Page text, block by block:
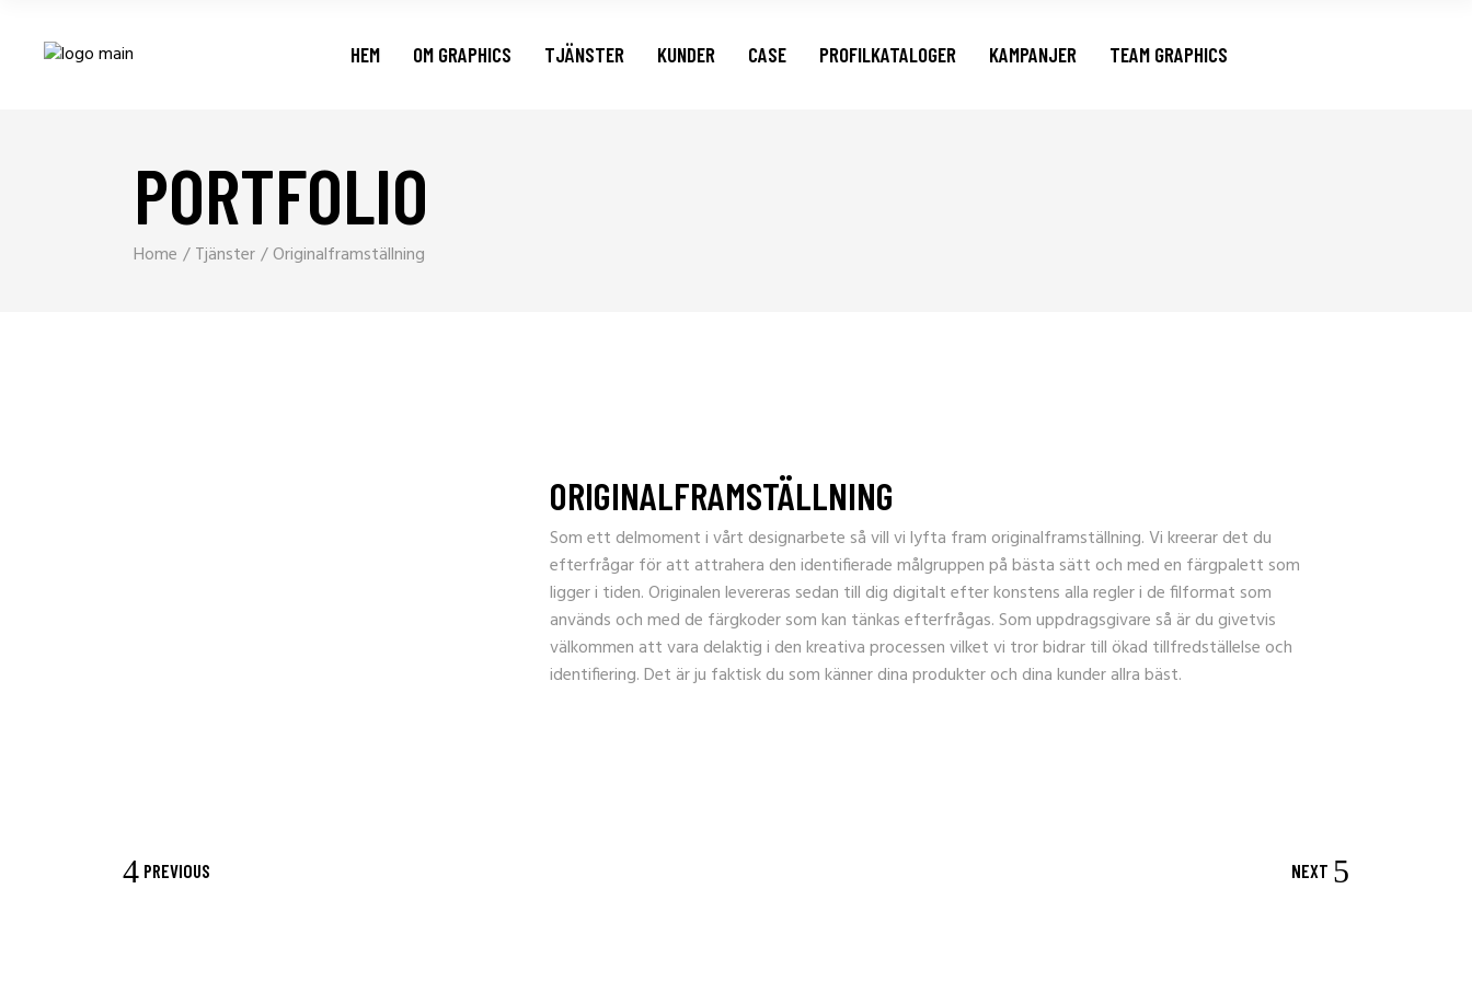
HEM OM GRAPHICS TJÄNSTER KUNDER CASE PROFILKATALOGER KAMPANJER TEAM GRAPHICS
Sagaform Gravyrkampanj
PORTFOLIO
Home Tjänster Originalframställning
ORIGINALFRAMSTÄLLNING
Som ett delmoment i vårt designarbete så vill vi lyfta fram originalframställning. Vi kreerar det du
efterfrågar för att attrahera den identifierade målgruppen på bästa sätt och med en färgpalett som
ligger i tiden. Originalen levereras sedan till dig digitalt efter konstens alla regler i de filformat som
används och med de färgkoder som kan tänkas efterfrågas. Som uppdragsgivare så är du givetvis
välkommen att vara delaktig i den kreativa processen vilket vi tror bidrar till ökad tillfredställelse och
identifiering. Det är ju faktisk du som känner dina produkter och dina kunder allra bäst.
PREVIOUS NEXT